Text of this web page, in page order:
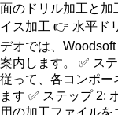
面のドリル加工と加
イス加工 👉 水平ド
デオでは、
案内します。 ✅ ス
従って、各コンポー
ます ✅ ステップ 2: